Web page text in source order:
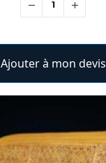
Ajouter à mon devis